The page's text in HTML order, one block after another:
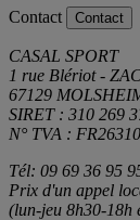
Contact Contact
CASAL SPORT
1 rue Blériot -
67129
SIRET : 310 269
N° TVA :
Tél: 09 69 36 95
Prix d'un appel
(lun-jeu 8h30-18h